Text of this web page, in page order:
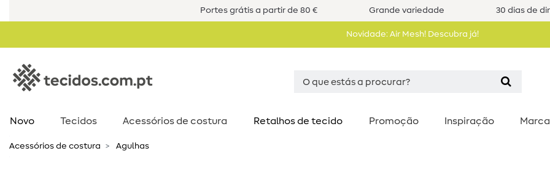
Portes grátis a partir de 80 € Grande variedade 30 dias de
Novidade: Air Mesh! Descubra já!
Novo Tecidos Acessórios de costura​ Retalhos de tecido Promoção Inspiração
Acessórios de costura​ Agulhas